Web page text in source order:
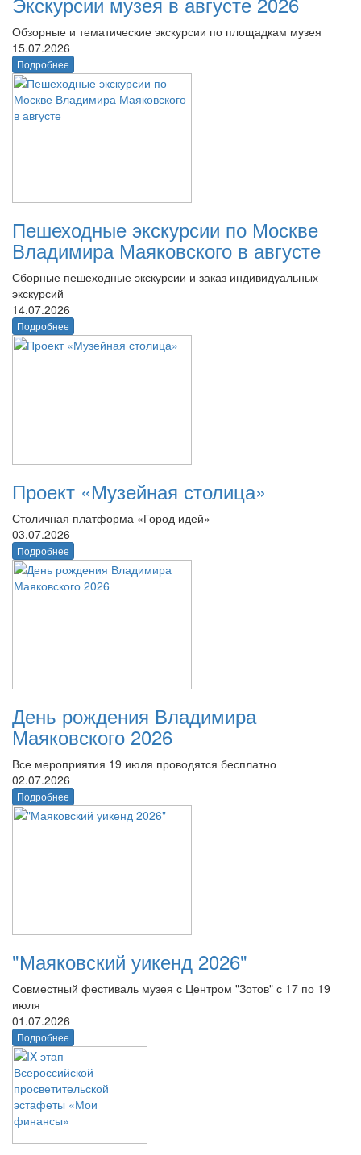
Обзорные и тематические экскурсии по площадкам музея
15.07.2026
Подробнее
Пешеходные экскурсии по Москве
Владимира Маяковского в августе
Сборные пешеходные экскурсии и заказ индивидуальных
экскурсий
14.07.2026
Подробнее
Проект «Музейная столица»
Столичная платформа «Город идей»
03.07.2026
Подробнее
День рождения Владимира
Маяковского 2026
Все мероприятия 19 июля проводятся бесплатно
02.07.2026
Подробнее
"Маяковский уикенд 2026"
Совместный фестиваль музея с Центром "Зотов" с 17 по 19
июля
01.07.2026
Подробнее